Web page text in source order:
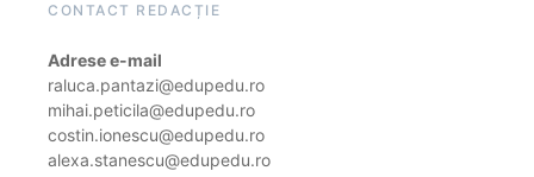
CONTACT REDACȚIE
Adrese e-mail
raluca.pantazi@edupedu.ro
mihai.peticila@edupedu.ro
costin.ionescu@edupedu.ro
alexa.stanescu@edupedu.ro